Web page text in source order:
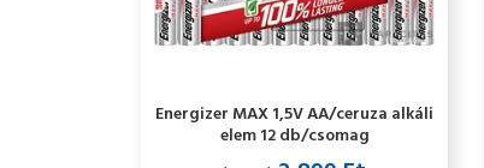
Energizer MAX 1,5V AA/ceruza alkáli
elem 12 db/csomag